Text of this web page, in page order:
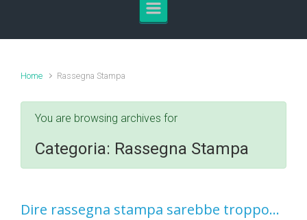
Home Rassegna Stampa
You are browsing archives for
Categoria: Rassegna Stampa
Dire rassegna stampa sarebbe troppo…